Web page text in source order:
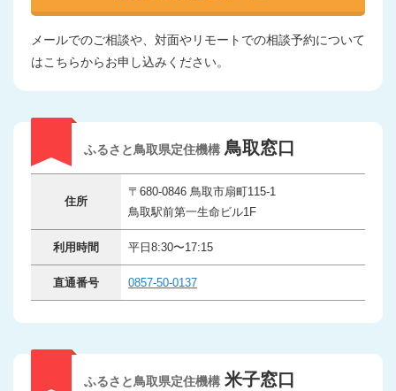
メールでのご相談や、対面やリモートでの相談予約について
はこちらからお申し込みください。
ふるさと鳥取県定住機構 鳥取窓口
住所
〒680-0846 鳥取市扇町115-1
鳥取駅前第一生命ビル1F
利用時間 平日8:30〜17:15
直通番号 0857-50-0137
ふるさと鳥取県定住機構 米子窓口